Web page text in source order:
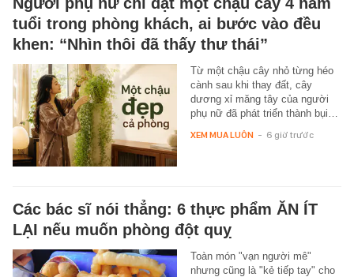
tuổi trong phòng khách, ai bước vào đều
khen: “Nhìn thôi đã thấy thư thái”
Từ một chậu cây nhỏ từng héo
cành sau khi thay đất, cây
dương xỉ măng tây của người
phụ nữ đã phát triển thành bụi…
XEM MUA LUÔN - 6 giờ trước
Các bác sĩ nói thẳng: 6 thực phẩm ĂN ÍT
LẠI nếu muốn phòng đột quỵ
Toàn món "vạn người mê"
nhưng cũng là "kẻ tiếp tay" cho